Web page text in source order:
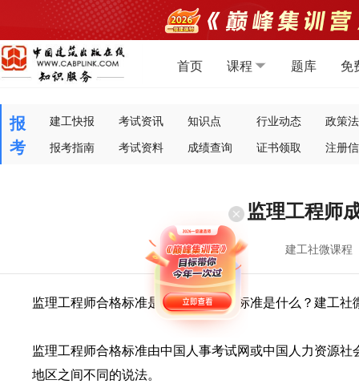
首页 课程 题库 免
报
考
建工快报 考试资讯 知识点 行业动态
政策
报考指南
考试资料 成绩查询 证书领取 注册
监理工程师
建工社微课程
监理工程师合格标准是全国统一啊？标准是什么？建工社
监理工程师合格标准由中国人事考试网或中国人力资源
地区之间不同的说法。